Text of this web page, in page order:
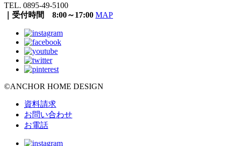
TEL. 0895-49-5100
｜受付時間 8:00～17:00 MAP
©ANCHOR HOME DESIGN
資料請求
お問い合わせ
お電話